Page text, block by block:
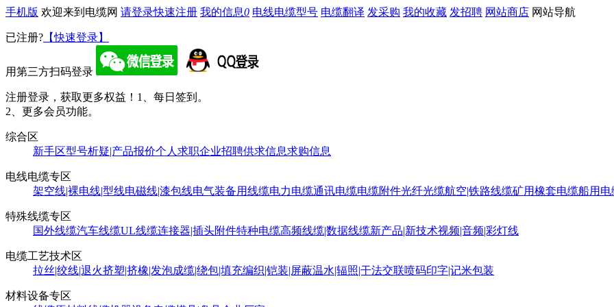
手机版 欢迎来到电缆网 请登录快速注册 我的信息0 电线电缆型号 电缆翻译 发采购 我的收藏 发招聘 网站商店 网站导航
已注册? 【快速登录】
用第三方扫码登录
注册登录，获取更多权益！ 1、每日签到。
2、更多会员功能。
综合区
新手区型号析疑|产品报价个人求职企业招聘供求信息求购信息
电线电缆专区
架空线|裸电线|型线电磁线|漆包线电气装备用线缆电力电缆通讯电缆电缆附件光纤光缆航空|铁路线缆矿用橡套电缆船用电
特殊线缆专区
国外线缆汽车线缆UL线缆连接器|插头附件特种电缆高频线缆|数据线缆新产品|新技术视频|音频|彩灯线
电缆工艺技术区
拉丝|绞线|退火挤塑|挤橡|发泡成缆|绕包|填充编织|铠装|屏蔽温水|辐照|干法交联喷码印字|记米包装
材料设备专区